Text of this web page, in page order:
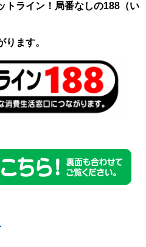
トライン！局番なしの188（い
ます。